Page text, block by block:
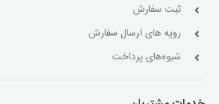
ثبت سفارش
رویه های ارسال سفارش
شیوه‌های پرداخت